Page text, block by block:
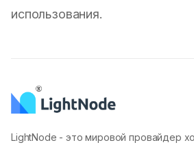
использования.
LightNode - это мировой провайдер